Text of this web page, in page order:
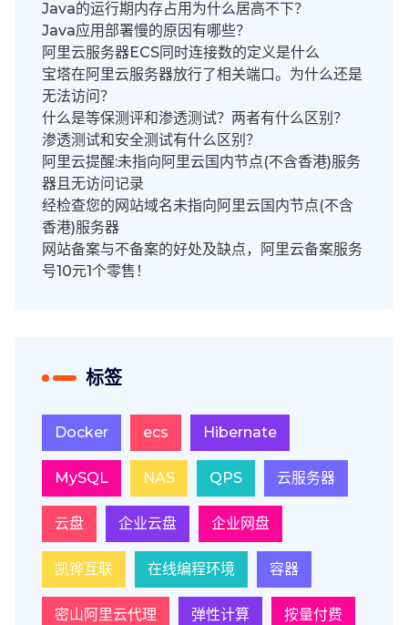
Java的运行期内存占用为什么居高不下？
Java应用部署慢的原因有哪些？
阿里云服务器ECS同时连接数的定义是什么
宝塔在阿里云服务器放行了相关端口。为什么还是
无法访问？
什么是等保测评和渗透测试？两者有什么区别？
渗透测试和安全测试有什么区别？
阿里云提醒:未指向阿里云国内节点(不含香港)服务
器且无访问记录
经检查您的网站域名未指向阿里云国内节点(不含
香港)服务器
网站备案与不备案的好处及缺点，阿里云备案服务
号10元1个零售！
标签
Docker ecs Hibernate
MySQL NAS QPS 云服务器
云盘 企业云盘 企业网盘
凯铧互联 在线编程环境 容器
密山阿里云代理 弹性计算 按量付费